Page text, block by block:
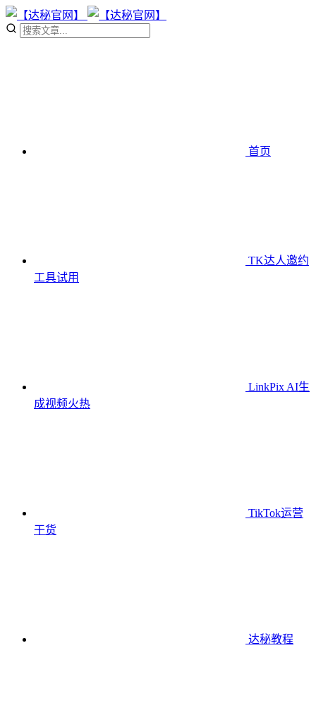
首页
TK达人邀约
工具试用
LinkPix AI生
成视频火热
TikTok运营
干货
达秘教程